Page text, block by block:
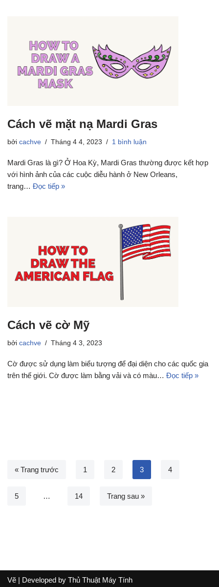
Cách vẽ mặt nạ Mardi Gras
bởi cachve Tháng 4 4, 2023 1 bình luận
Mardi Gras là gì? Ở Hoa Kỳ, Mardi Gras thường được kết hợp
với hình ảnh của các cuộc diễu hành ở New Orleans,
trang… Đọc tiếp »
Cách vẽ cờ Mỹ
bởi cachve Tháng 4 3, 2023
Cờ được sử dụng làm biểu tượng để đại diện cho các quốc gia
trên thế giới. Cờ được làm bằng vải và có màu… Đọc tiếp »
« Trang trước 1 2 3 4
5 … 14 Trang sau »
Vẽ | Developed by Thủ Thuật Máy Tính